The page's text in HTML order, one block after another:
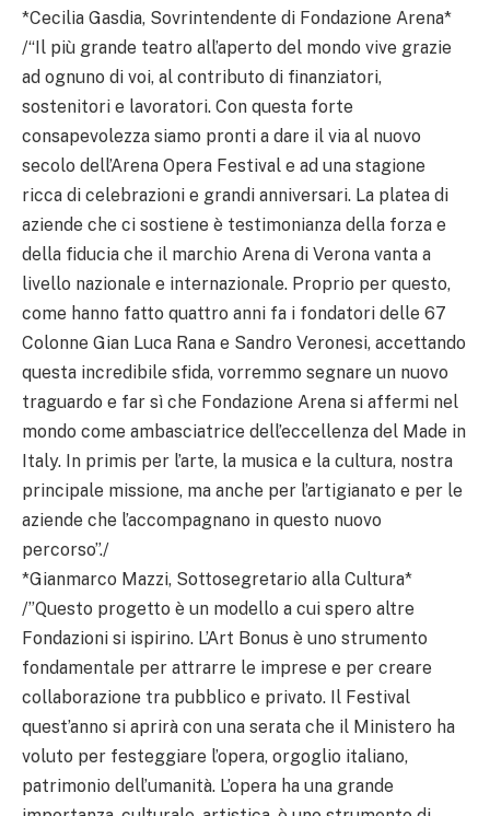
*Cecilia Gasdia, Sovrintendente di Fondazione Arena*
/“Il più grande teatro all’aperto del mondo vive grazie
ad ognuno di voi, al contributo di finanziatori,
sostenitori e lavoratori. Con questa forte
consapevolezza siamo pronti a dare il via al nuovo
secolo dell’Arena Opera Festival e ad una stagione
ricca di celebrazioni e grandi anniversari. La platea di
aziende che ci sostiene è testimonianza della forza e
della fiducia che il marchio Arena di Verona vanta a
livello nazionale e internazionale. Proprio per questo,
come hanno fatto quattro anni fa i fondatori delle 67
Colonne Gian Luca Rana e Sandro Veronesi, accettando
questa incredibile sfida, vorremmo segnare un nuovo
traguardo e far sì che Fondazione Arena si affermi nel
mondo come ambasciatrice dell’eccellenza del Made in
Italy. In primis per l’arte, la musica e la cultura, nostra
principale missione, ma anche per l’artigianato e per le
aziende che l’accompagnano in questo nuovo
percorso”./
*Gianmarco Mazzi, Sottosegretario alla Cultura*
/”Questo progetto è un modello a cui spero altre
Fondazioni si ispirino. L’Art Bonus è uno strumento
fondamentale per attrarre le imprese e per creare
collaborazione tra pubblico e privato. Il Festival
quest’anno si aprirà con una serata che il Ministero ha
voluto per festeggiare l’opera, orgoglio italiano,
patrimonio dell’umanità. L’opera ha una grande